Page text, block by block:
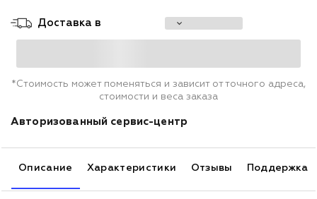
Доставка в
*Стоимость может поменяться и зависит от точного адреса,
стоимости и веса заказа
Авторизованный сервис-центр
Описание Характеристики Отзывы Поддержка